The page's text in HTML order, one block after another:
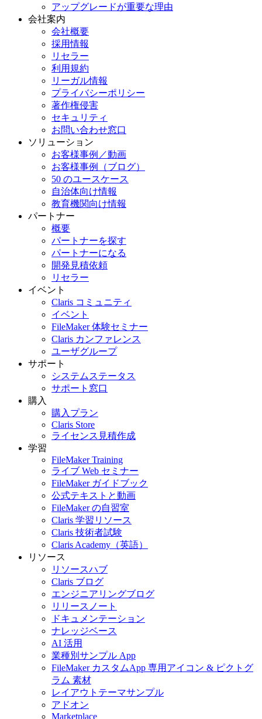
アップグレードが重要な理由
会社案内
会社概要
採用情報
リセラー
利用規約
リーガル情報
プライバシーポリシー
著作権侵害
セキュリティ
お問い合わせ窓口
ソリューション
お客様事例／動画
お客様事例（ブログ）
50 のユースケース
自治体向け情報
教育機関向け情報
パートナー
概要
パートナーを探す
パートナーになる
開発見積依頼
リセラー
イベント
Claris コミュニティ
イベント
FileMaker 体験セミナー
Claris カンファレンス
ユーザグループ
サポート
システムステータス
サポート窓口
購入
購入プラン
Claris Store
ライセンス見積作成
学習
FileMaker Training
ライブ Web セミナー
FileMaker ガイドブック
公式テキストと動画
FileMaker の自習室
Claris 学習リソース
Claris 技術者試験
Claris Academy（英語）
リソース
リソースハブ
Claris ブログ
エンジニアリングブログ
リリースノート
ドキュメンテーション
ナレッジベース
AI 活用
業種別サンプル App
FileMaker カスタムApp 専用アイコン & ピクトグ
ラム 素材
レイアウトテーマサンプル
アドオン
Marketplace